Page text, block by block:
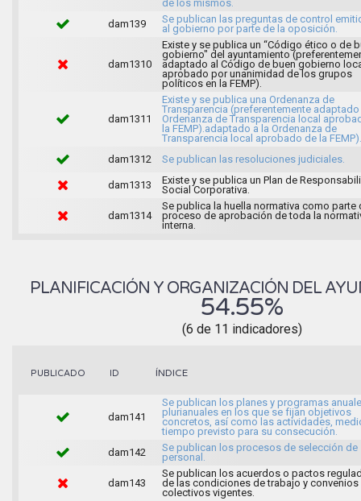
de los mismos.
dam139
Se publican las preguntas de control
al gobierno por parte de la oposición.
dam1310
Existe y se publica un “Código ético o de
gobierno" del ayuntamiento
adaptado al Código de buen gobierno
aprobado por unanimidad de los grupos
políticos en la FEMP).
dam1311
Existe y se publica una Ordenanza de
Transparencia (preferentemente adaptado
Ordenanza de Transparencia local
la FEMP).adaptado a la Ordenanza de
Transparencia local aprobado de la FEMP).
dam1312
Se publican las resoluciones judiciales.
dam1313
Existe y se publica un Plan de
Social Corporativa.
dam1314
Se publica la huella normativa como parte
proceso de aprobación de toda la
interna.
PLANIFICACIÓN Y ORGANIZACIÓN DEL
54.55%
(6 de 11 indicadores)
PUBLICADO ID ÍNDICE
dam141
Se publican los planes y programas
plurianuales en los que se fijan objetivos
concretos, así como las actividades,
tiempo previsto para su consecución.
dam142
Se publican los procesos de selección de
personal.
dam143
Se publican los acuerdos o pactos
de las condiciones de trabajo y convenios
colectivos vigentes.